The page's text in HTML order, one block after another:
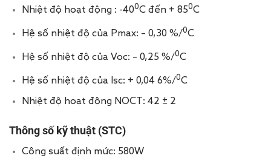
Nhiệt độ hoạt động : -400C đến + 850C
Hệ số nhiệt độ của Pmax: – 0,30 %/0C
Hệ số nhiệt độ của Voc: – 0,25 %/0C
Hệ số nhiệt độ của Isc: + 0,04 6%/0C
Nhiệt độ hoạt động NOCT: 42 ± 2
Thông số kỹ thuật (STC)
Công suất định mức: 580W